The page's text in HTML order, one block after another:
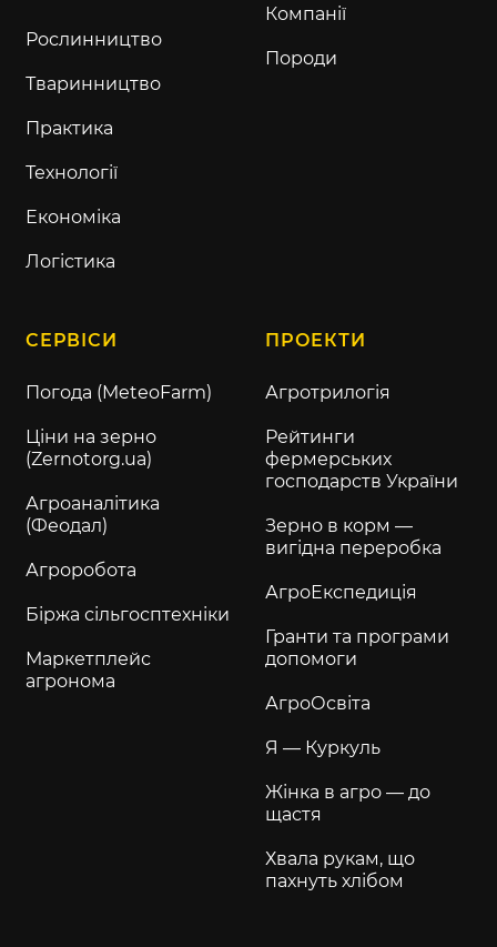
Рослинництво
Тваринництво
Практика
Технології
Економіка
Логістика
Компанії
Породи
СЕРВІСИ
Погода (MeteoFarm)
Ціни на зерно
(Zernotorg.ua)
Агроаналітика
(Феодал)
Агроробота
Біржа сільгосптехніки
Маркетплейс
агронома
ПРОЕКТИ
Агротрилогія
Рейтинги
фермерських
господарств України
Зерно в корм —
вигідна переробка
АгроЕкспедиція
Гранти та програми
допомоги
АгроОсвіта
Я — Куркуль
Жінка в агро — до
щастя
Хвала рукам, що
пахнуть хлібом